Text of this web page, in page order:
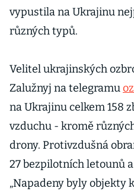
vypustila na Ukrajinu
různých typů.
Velitel ukrajinských
Zalužnyj na telegramu
na Ukrajinu celkem 158
vzduchu - kromě
drony. Protivzdušná
27 bezpilotních letounů
„Napadeny byly